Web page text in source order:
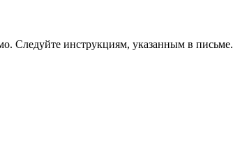
Следуйте инструкциям, указанным в письме.